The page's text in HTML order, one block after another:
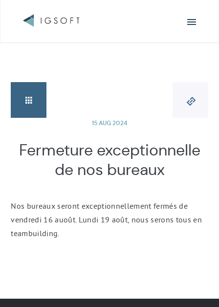
Fermeture exceptionnelle
de nos bureaux
15 AUG 2024
Nos bureaux seront exceptionnellement fermés de
vendredi 16 auoût. Lundi 19 août, nous serons tous en
teambuilding.
Navigation
Navigation